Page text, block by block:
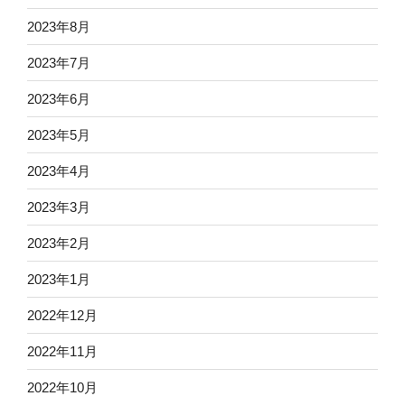
2023年8月
2023年7月
2023年6月
2023年5月
2023年4月
2023年3月
2023年2月
2023年1月
2022年12月
2022年11月
2022年10月